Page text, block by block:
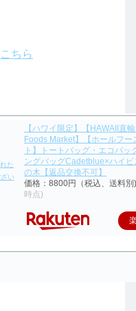
こちら
【ハワイ限定】【HAWAII直
Foods Market】【ホールフー
ト】トートバッグ・エコバッ
ングバッグCadetblue×ハイ
の木【返品交換不可】
価格：8800円（税込、送料
時点)